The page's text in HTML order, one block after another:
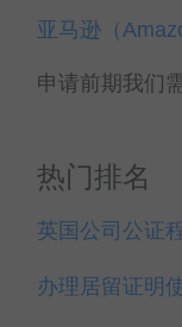
亚马逊（
申请前期我们
热门排名
英国公司公证
办理居留证明